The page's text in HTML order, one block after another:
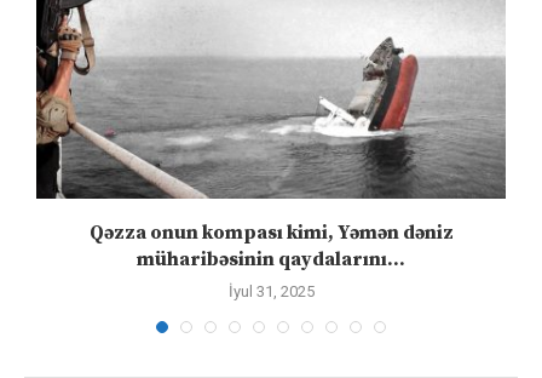
Qəzza onun kompası kimi, Yəmən dəniz
müharibəsinin qaydalarını...
İyul 31, 2025